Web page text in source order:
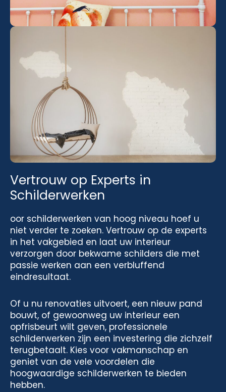
Vertrouw op Experts in
Schilderwerken
oor schilderwerken van hoog niveau hoef u
niet verder te zoeken. Vertrouw op de experts
in het vakgebied en laat uw interieur
verzorgen door bekwame schilders die met
passie werken aan een verbluffend
eindresultaat.
Of u nu renovaties uitvoert, een nieuw pand
bouwt, of gewoonweg uw interieur een
opfrisbeurt wilt geven, professionele
schilderwerken zijn een investering die zichzelf
terugbetaalt. Kies voor vakmanschap en
geniet van de vele voordelen die
hoogwaardige schilderwerken te bieden
hebben.